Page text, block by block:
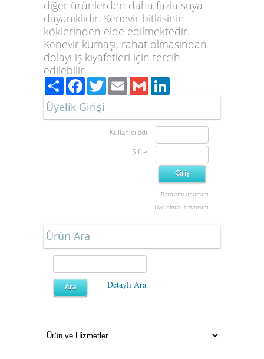
diğer ürünlerden daha fazla suya
dayanıklıdır. Kenevir bitkisinin
köklerinden elde edilmektedir.
Kenevir kumaşı, rahat olmasından
dolayı iş kıyafetleri için tercih
edilebilir
PaylaşFacebook
TwitterEmailGmail
Üyelik Girişi
Kullanıcı adı
Şifre
Parolamı unuttum
Üye olmak istiyorum
Ürün Ara
Detaylı Ara